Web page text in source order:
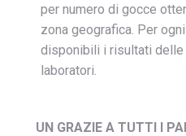
per numero di gocce
zona geografica. Per
disponibili i risultati
laboratori.
UN GRAZIE A TUTTI I